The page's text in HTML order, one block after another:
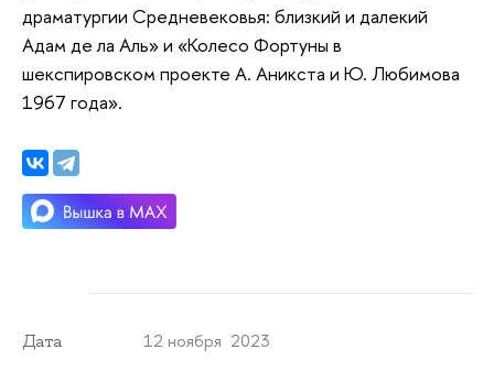
драматургии Средневековья: близкий и далекий
Адам де ла Аль» и «Колесо Фортуны в
шекспировском проекте А. Аникста и Ю. Любимова
1967 года».
Дата 12 ноября 2023